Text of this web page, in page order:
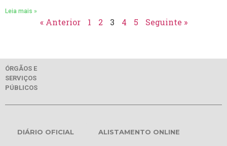
Leia mais »
« Anterior 1 2 3 4 5 Seguinte »
ÓRGÃOS E
SERVIÇOS
PÚBLICOS
DIÁRIO OFICIAL ALISTAMENTO ONLINE